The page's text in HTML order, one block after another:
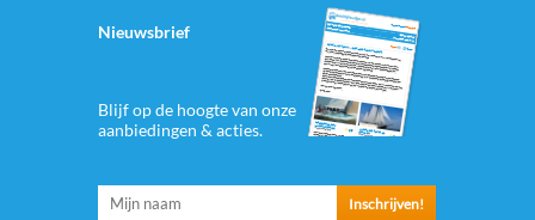
Nieuwsbrief
Blijf op de hoogte van onze
aanbiedingen & acties.